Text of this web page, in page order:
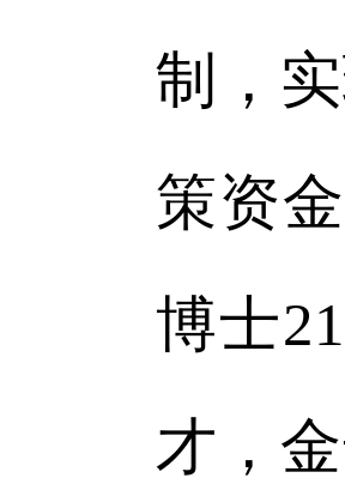
制，
策资
博士
才，